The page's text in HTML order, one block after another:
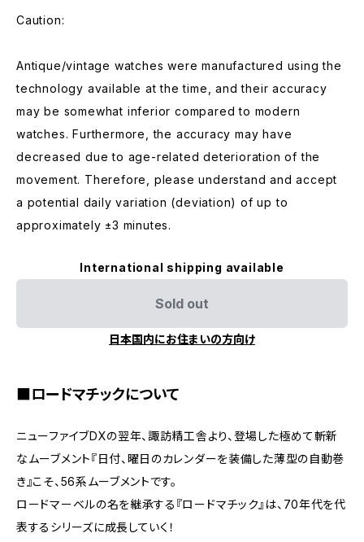
Caution:
Antique/vintage watches were manufactured using the
technology available at the time, and their accuracy
may be somewhat inferior compared to modern
watches. Furthermore, the accuracy may have
decreased due to age-related deterioration of the
movement. Therefore, please understand and accept
a potential daily variation (deviation) of up to
approximately ±3 minutes.
International shipping available
Sold out
日本国内にお住まいの方向け
■ロードマチックについて
ニューファイブDXの翌年、諏訪精工舎より、登場した極めて斬新
なムーブメント『日付、曜日のカレンダーを装備した薄型の自動巻
き』こそ、56系ムーブメントです。
ロードマーベルの名を継承する『ロードマチック』は、70年代を代
表するシリーズに成長していく！